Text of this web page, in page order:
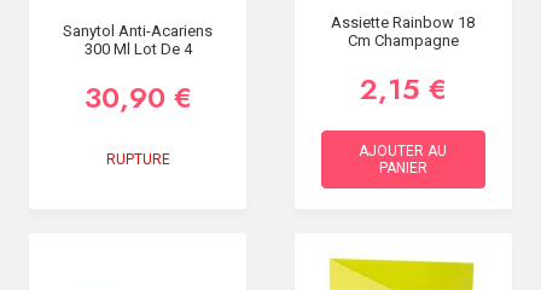
Sanytol Anti-Acariens
300 Ml Lot De 4
30,90 €
RUPTURE
Assiette Rainbow 18
Cm Champagne
2,15 €
AJOUTER AU
PANIER